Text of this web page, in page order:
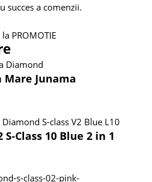
succes a comenzii.
PROMOTIE
Junama
Class 10 Blue 2 in 1